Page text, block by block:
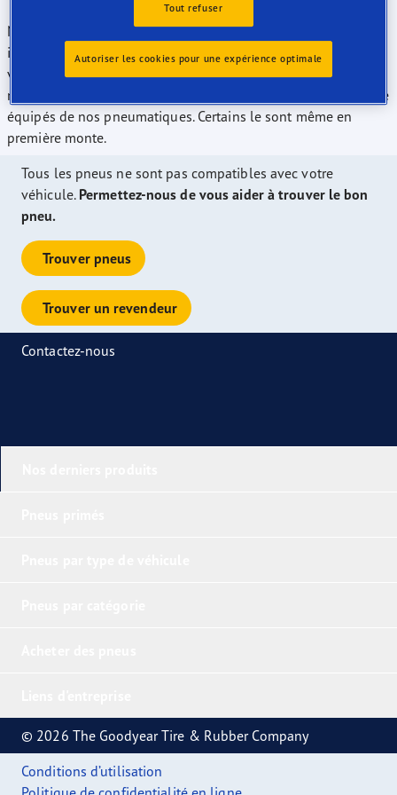
Nos pneus ont été récompensés lors de nombreux tests
indépendants et nous proposons actuellement l’une des plus
vastes gammes de tailles de pneus notés "A" vendus sur le
marché européen. La plupart des modèles Toyota peuvent être
équipés de nos pneumatiques. Certains le sont même en
première monte.
Tous les pneus ne sont pas compatibles avec votre
véhicule. Permettez-nous de vous aider à trouver le bon
pneu.
Trouver pneus
Trouver un revendeur
Contactez-nous
© 2026 The Goodyear Tire & Rubber Company
Conditions d’utilisation
Tout refuser
Autoriser les cookies pour une expérience optimale